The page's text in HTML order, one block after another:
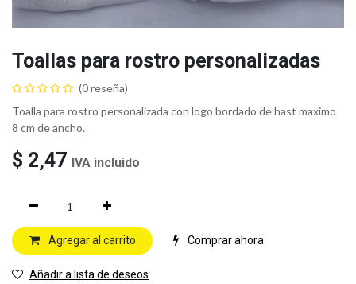
Toallas para rostro personalizadas
(0 reseña)
Toalla para rostro personalizada con logo bordado de hast maximo
8 cm de ancho.
$ 2,47 IVA incluido
Agregar al carrito Comprar ahora
Añadir a lista de deseos